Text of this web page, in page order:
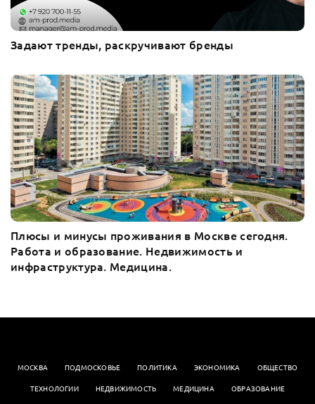
Задают тренды, раскручивают бренды
Плюсы и минусы проживания в Москве сегодня.
Работа и образование. Недвижимость и
инфраструктура. Медицина.
МОСКВА ПОДМОСКОВЬЕ ПОЛИТИКА ЭКОНОМИКА
OБЩЕСТВО
ТЕХНОЛОГИИ
НЕДВИЖИМОСТЬ МЕДИЦИНА
ОБРАЗОВАНИЕ